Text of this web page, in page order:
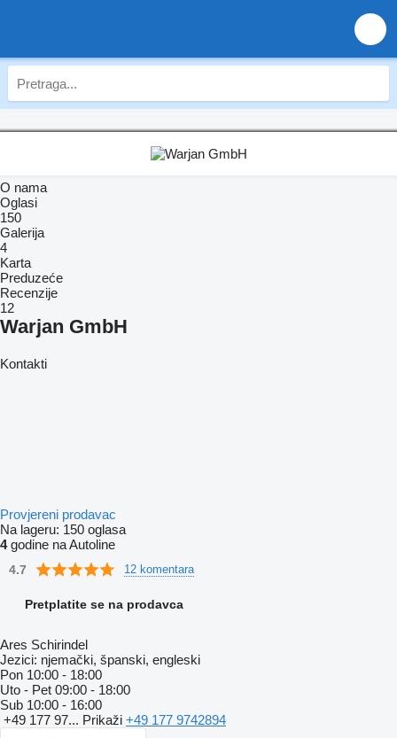
O nama
Oglasi
150
Galerija
4
Karta
Preduzeće
Recenzije
12
Warjan GmbH
Kontakti
Provjereni prodavac
Na lageru: 150 oglasa
4godine na Autoline
4.7 12 komentara
Pretplatite se na prodavca
Ares Schirindel
Jezici: njemački, španski, engleski
Pon 10:00 - 18:00
Uto - Pet 09:00 - 18:00
Sub 10:00 - 16:00
+49 177 97... Prikaži +49 177 9742894